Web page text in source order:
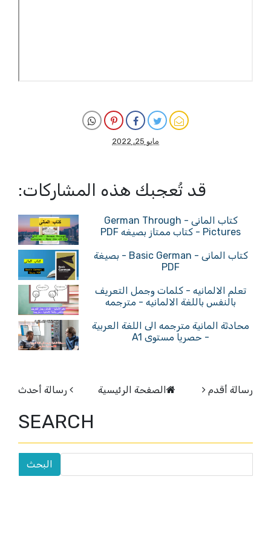
مايو 25, 2022
قد تُعجبك هذه المشاركات:
كتاب المانى - German Through
Pictures - كتاب ممتاز بصيغه PDF
كتاب المانى - Basic German - بصيغة
PDF
تعلم الالمانيه - كلمات وجمل التعريف
بالنفس باللغة الالمانيه - مترجمه
محادثة المانية مترجمه الى اللغة العربية
- حصريا مستوى A1
رسالة أحدث رسالة أقدم الصفحة الرئيسية
SEARCH